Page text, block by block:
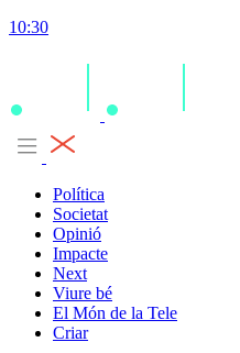
10:30
Política
Societat
Opinió
Impacte
Next
Viure bé
El Món de la Tele
Criar